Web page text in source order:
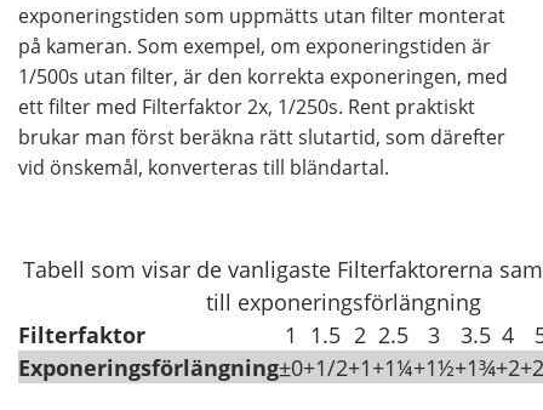
exponeringstiden som uppmätts utan filter monterat
på kameran. Som exempel, om exponeringstiden är
1/500s utan filter, är den korrekta exponeringen, med
ett filter med Filterfaktor 2x, 1/250s. Rent praktiskt
brukar man först beräkna rätt slutartid, som därefter
vid önskemål, konverteras till bländartal.
Tabell som visar de vanligaste Filterfaktorerna
till exponeringsförlängning
Filterfaktor
1 1.5 2 2.5 3 3.5 4
Exponeringsförlängning±0+1/2+1+1¼+1½+1¾+2